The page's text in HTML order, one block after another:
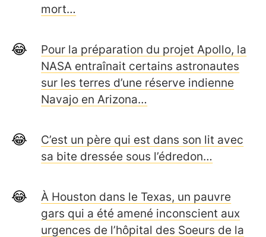
mort…
Pour la préparation du projet Apollo, la
NASA entraînait certains astronautes
sur les terres d’une réserve indienne
Navajo en Arizona…
C’est un père qui est dans son lit avec
sa bite dressée sous l’édredon…
À Houston dans le Texas, un pauvre
gars qui a été amené inconscient aux
urgences de l’hôpital des Soeurs de la